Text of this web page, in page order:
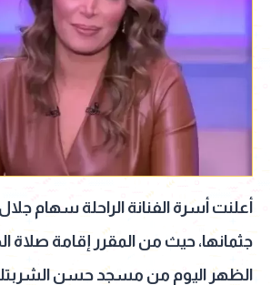
أعلنت أسرة الفنانة الراحلة سهام
جثمانها، حيث من المقرر إقامة صلاة
الظهر اليوم من مسجد حسن